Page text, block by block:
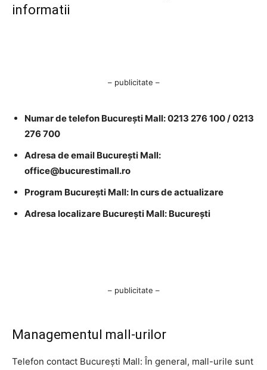
informatii
– publicitate –
Numar de telefon București Mall: 0213 276 100 / 0213
276 700
Adresa de email București Mall:
office@bucurestimall.ro
Program București Mall: In curs de actualizare
Adresa localizare București Mall: București
– publicitate –
Managementul mall-urilor
Telefon contact București Mall: În general, mall-urile sunt